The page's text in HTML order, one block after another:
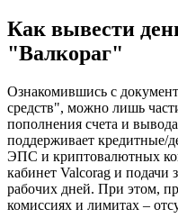
Как вывести
"Валкораг"
Ознакомившись с
средств", можно лишь
пополнения счета и
поддерживает кредитные/
ЭПС и криптовалютных
кабинет Valcorag и подачи
рабочих дней. При этом,
комиссиях и лимитах –